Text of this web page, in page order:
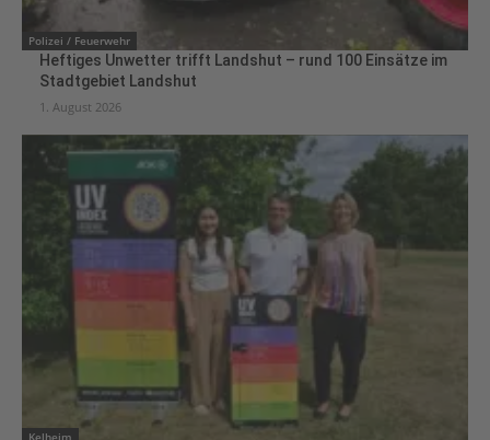
Polizei / Feuerwehr
Heftiges Unwetter trifft Landshut – rund 100 Einsätze im
Stadtgebiet Landshut
1. August 2026
Kelheim